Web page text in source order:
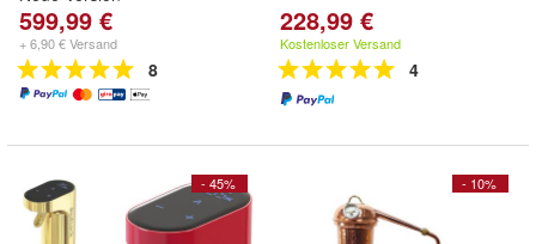
599,99 €
+ 6,90 € Versand
8
228,99 €
Kostenloser Versand
4
- 45% - 10%